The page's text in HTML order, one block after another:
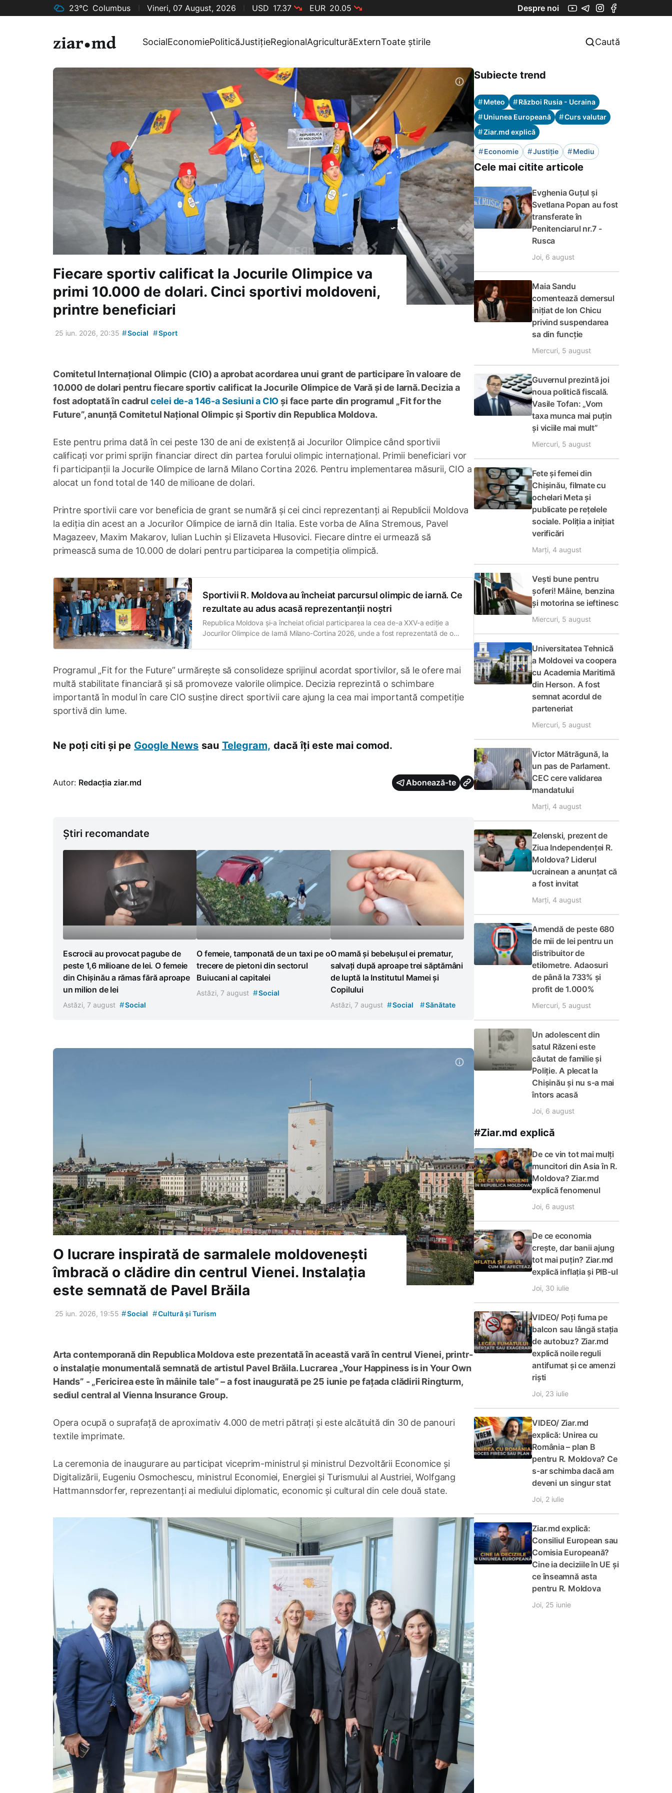
23°C Columbus Vineri, 07 August, 2026 USD 17.37 EUR 20.05 Despre noi
SocialEconomiePoliticăJustițieRegionalAgriculturăExternToate știrile Caută
Fiecare sportiv calificat la Jocurile Olimpice va
primi 10.000 de dolari. Cinci sportivi moldoveni,
printre beneficiari
25 iun. 2026, 20:35 #Social #Sport
Comitetul Internațional Olimpic (CIO) a aprobat acordarea unui grant de participare în valoare de
10.000 de dolari pentru fiecare sportiv calificat la Jocurile Olimpice de Vară și de Iarnă. Decizia a
fost adoptată în cadrul celei de-a 146-a Sesiuni a CIOși face parte din programul „Fit for the
Future”, anunță Comitetul Național Olimpic și Sportiv din Republica Moldova.
Este pentru prima dată în cei peste 130 de ani de existență ai Jocurilor Olimpice când sportivii
calificați vor primi sprijin financiar direct din partea forului olimpic internațional. Primii beneficiari vor
fi participanții la Jocurile Olimpice de Iarnă Milano Cortina 2026. Pentru implementarea măsurii, CIO a
alocat un fond total de 140 de milioane de dolari.
Printre sportivii care vor beneficia de grant se numără și cei cinci reprezentanți ai Republicii Moldova
la ediția din acest an a Jocurilor Olimpice de iarnă din Italia. Este vorba de Alina Stremous, Pavel
Magazeev, Maxim Makarov, Iulian Luchin și Elizaveta Hlusovici. Fiecare dintre ei urmează să
primească suma de 10.000 de dolari pentru participarea la competiția olimpică.
Sportivii R. Moldova au încheiat parcursul olimpic de iarnă. Ce
rezultate au adus acasă reprezentanții noștri
Republica Moldova și-a încheiat oficial participarea la cea de-a XXV-a ediție a
Jocurilor Olimpice de Iarnă Milano-Cortina 2026, unde a fost reprezentată de o
Programul „Fit for the Future” urmărește să consolideze sprijinul acordat sportivilor, să le ofere mai
multă stabilitate financiară și să promoveze valorile olimpice. Decizia reprezintă o schimbare
importantă în modul în care CIO susține direct sportivii care ajung la cea mai importantă competiție
sportivă din lume.
Ne poți citi și pe Google News sau Telegram, dacă îți este mai comod.
Autor: Redacția ziar.md Abonează-te
Știri recomandate
Escrocii au provocat pagube de
peste 1,6 milioane de lei. O femeie
din Chișinău a rămas fără aproape
un milion de lei
Astăzi, 7 august #Social
O femeie, tamponată de un taxi pe o
trecere de pietoni din sectorul
Buiucani al capitalei
Astăzi, 7 august #Social
O mamă și bebelușul ei prematur,
salvați după aproape trei săptămâni
de luptă la Institutul Mamei și
Copilului
Astăzi, 7 august #Social #Sănătate
O lucrare inspirată de sarmalele moldovenești
îmbracă o clădire din centrul Vienei. Instalația
este semnată de Pavel Brăila
25 iun. 2026, 19:55 #Social #Cultură și Turism
Arta contemporană din Republica Moldova este prezentată în această vară în centrul Vienei, printr-
o instalație monumentală semnată de artistul Pavel Brăila. Lucrarea „Your Happiness is in Your Own
Hands” - „Fericirea este în mâinile tale” – a fost inaugurată pe 25 iunie pe fațada clădirii Ringturm,
sediul central al Vienna Insurance Group.
Opera ocupă o suprafață de aproximativ 4.000 de metri pătrați și este alcătuită din 30 de panouri
textile imprimate.
La ceremonia de inaugurare au participat viceprim-ministrul și ministrul Dezvoltării Economice și
Digitalizării, Eugeniu Osmochescu, ministrul Economiei, Energiei și Turismului al Austriei, Wolfgang
Hattmannsdorfer, reprezentanți ai mediului diplomatic, economic și cultural din cele două state.
Subiecte trend
#Meteo #Război Rusia - Ucraina
#Uniunea Europeană #Curs valutar
#Ziar.md explică
#Economie #Justiție #Mediu
Cele mai citite articole
Evghenia Guțul și
Svetlana Popan au fost
transferate în
Penitenciarul nr.7 -
Rusca
Joi, 6 august
Maia Sandu
comentează demersul
inițiat de Ion Chicu
privind suspendarea
sa din funcție
Miercuri, 5 august
Guvernul prezintă joi
noua politică fiscală.
Vasile Tofan: „Vom
taxa munca mai puțin
și viciile mai mult”
Miercuri, 5 august
Fete și femei din
Chișinău, filmate cu
ochelari Meta și
publicate pe rețelele
sociale. Poliția a inițiat
verificări
Marți, 4 august
Vești bune pentru
șoferi! Mâine, benzina
și motorina se ieftinesc
Miercuri, 5 august
Universitatea Tehnică
a Moldovei va coopera
cu Academia Maritimă
din Herson. A fost
semnat acordul de
parteneriat
Miercuri, 5 august
Victor Mătrăgună, la
un pas de Parlament.
CEC cere validarea
mandatului
Marți, 4 august
Zelenski, prezent de
Ziua Independenței R.
Moldova? Liderul
ucrainean a anunțat că
a fost invitat
Marți, 4 august
Amendă de peste 680
de mii de lei pentru un
distribuitor de
etilometre. Adaosuri
de până la 733% și
profit de 1.000%
Miercuri, 5 august
Un adolescent din
satul Răzeni este
căutat de familie și
Poliție. A plecat la
Chișinău și nu s-a mai
întors acasă
Joi, 6 august
#Ziar.md explică
De ce vin tot mai mulți
muncitori din Asia în R.
Moldova? Ziar.md
explică fenomenul
Joi, 6 august
De ce economia
crește, dar banii ajung
tot mai puțin? Ziar.md
explică inflația și PIB-ul
Joi, 30 iulie
VIDEO/ Poți fuma pe
balcon sau lângă stația
de autobuz? Ziar.md
explică noile reguli
antifumat și ce amenzi
riști
Joi, 23 iulie
VIDEO/ Ziar.md
explică: Unirea cu
România – plan B
pentru R. Moldova? Ce
s-ar schimba dacă am
deveni un singur stat
Joi, 2 iulie
Ziar.md explică:
Consiliul European sau
Comisia Europeană?
Cine ia deciziile în UE și
ce înseamnă asta
pentru R. Moldova
Joi, 25 iunie